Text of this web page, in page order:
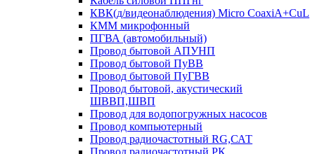
КВК(д/видеонаблюдения) Micro CoaxiA+CuL
КММ микрофонный
ПГВА (автомобильный)
Провод бытовой АПУНП
Провод бытовой ПуВВ
Провод бытовой ПуГВВ
Провод бытовой, акустический
ШВВП,ШВП
Провод для водопогружных насосов
Провод компьютерный
Провод радиочастотный RG,САТ